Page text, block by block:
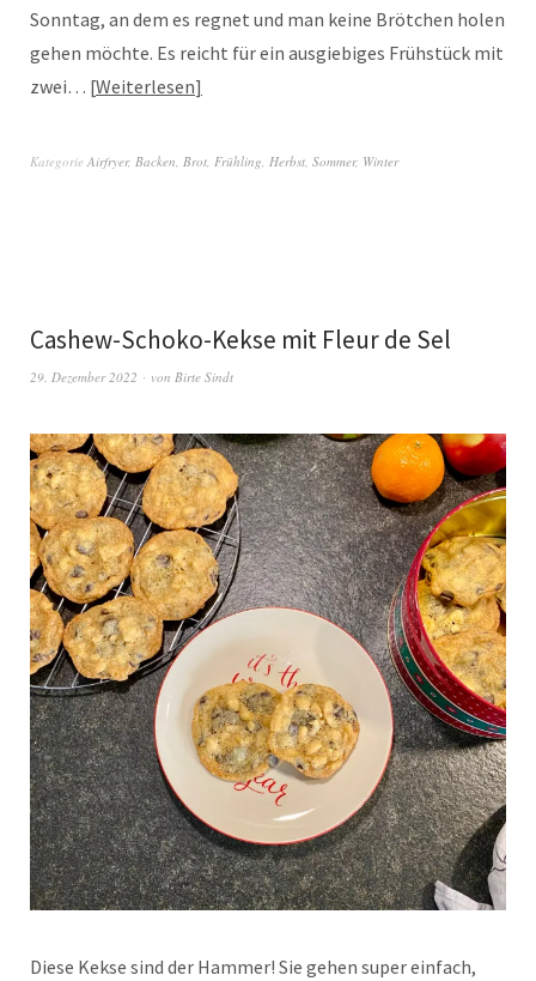
Sonntag, an dem es regnet und man keine Brötchen holen
gehen möchte. Es reicht für ein ausgiebiges Frühstück mit
zwei… Weiterlesen
Kategorie Airfryer, Backen, Brot, Frühling, Herbst, Sommer, Winter
Cashew-Schoko-Kekse mit Fleur de Sel
29. Dezember 2022 von Birte Sindt
Diese Kekse sind der Hammer! Sie gehen super einfach,